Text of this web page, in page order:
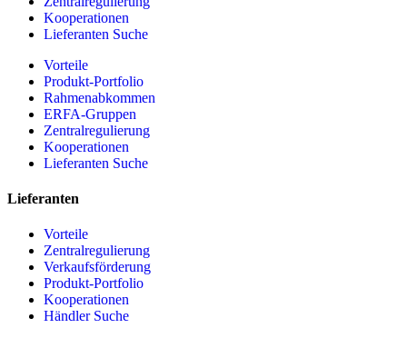
Kooperationen
Lieferanten Suche
Vorteile
Produkt-Portfolio
Rahmenabkommen
ERFA-Gruppen
Zentralregulierung
Kooperationen
Lieferanten Suche
Lieferanten
Vorteile
Zentralregulierung
Verkaufsförderung
Produkt-Portfolio
Kooperationen
Händler Suche